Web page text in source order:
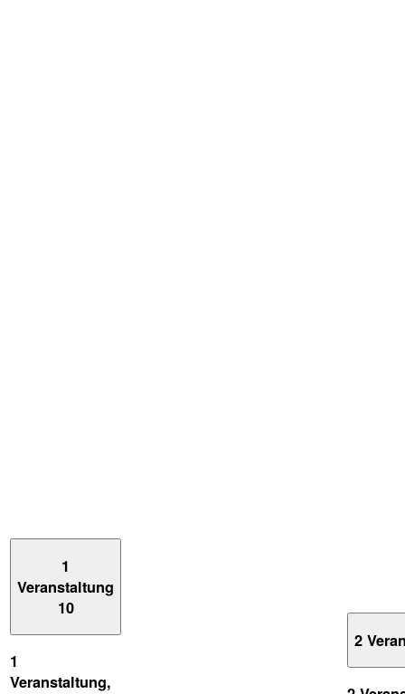
1
Veranstaltung
10
1
Veranstaltung,
2